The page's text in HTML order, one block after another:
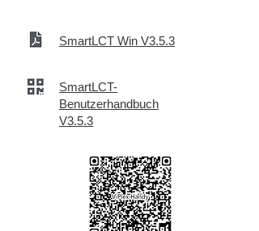
SmartLCT Win V3.5.3
SmartLCT-
Benutzerhandbuch
V3.5.3